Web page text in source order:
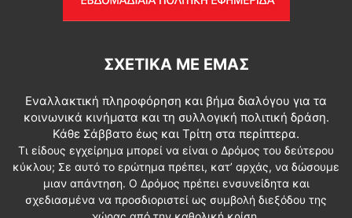
ΣΧΕΤΙΚΆ ΜΕ ΕΜΆΣ
Εναλλακτική πληροφόρηση και βήμα διαλόγου για τα
κοινωνικά κινήματα και τη συλλογική πολιτική δράση.
Κάθε Σάββατο έως και Τρίτη στα περίπτερα.
Τι είδους εγχείρημα μπορεί να είναι ο Δρόμος του δεύτερου
κύκλου; Σε αυτό το ερώτημα πρέπει, κατ’ αρχάς, να δώσουμε
μιαν απάντηση. Ο Δρόμος πρέπει ενσυνείδητα και
σχεδιασμένα να προσδιοριστεί ως συμβολή διεξόδου της